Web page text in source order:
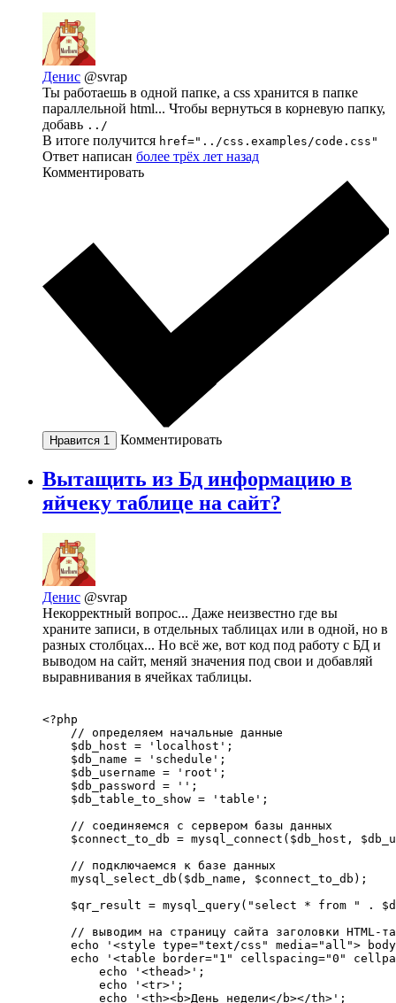
Денис @svrap
Ты работаешь в одной папке, а css хранится в папке
параллельной html... Чтобы вернуться в корневую папку,
добавь ../
В итоге получится href="../css.examples/code.css"
Ответ написан более трёх лет назад
Комментировать
Нравится 1 Комментировать
Вытащить из Бд информацию в
яйчеку таблице на сайт?
Денис @svrap
Некорректный вопрос... Даже неизвестно где вы
храните записи, в отдельных таблицах или в одной, но в
разных столбцах... Но всё же, вот код под работу с БД и
выводом на сайт, меняй значения под свои и добавляй
выравнивания в ячейках таблицы.
<?php
    // определяем начальные данные
    $db_host = 'localhost';
    $db_name = 'schedule';
    $db_username = 'root';
    $db_password = '';
    $db_table_to_show = 'table';
    // соединяемся с сервером базы данных
$connect_to_db = mysql_connect($db_host,
    // подключаемся к базе данных
    mysql_select_db($db_name, $connect_to_db);
$qr_result = mysql_query("select * from " .
// выводим на страницу сайта заголовки HTML-
echo '<style type="text/css" media="all">
echo '<table border="1" cellspacing="0"